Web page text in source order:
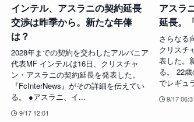
インテル、アスラニの契約延長
交渉は昨季から。新たな年俸
は？
2028年までの契約を交わしたアルバニア
代表MF インテルは16日、クリスチャ
ン・アスラニの契約延長を発表した。
『FcInterNews』がその詳細を伝えてい
る。 ●アスラニ、イ...
9/17 12:01
アスラ
延長。
さらなる
クリスチ
表した。
る。 22
でレギュ
9/17